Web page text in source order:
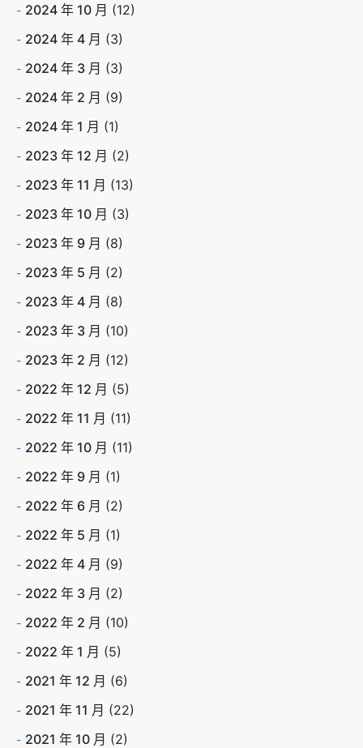
2024 年 10 月 (12)
2024 年 4 月 (3)
2024 年 3 月 (3)
2024 年 2 月 (9)
2024 年 1 月 (1)
2023 年 12 月 (2)
2023 年 11 月 (13)
2023 年 10 月 (3)
2023 年 9 月 (8)
2023 年 5 月 (2)
2023 年 4 月 (8)
2023 年 3 月 (10)
2023 年 2 月 (12)
2022 年 12 月 (5)
2022 年 11 月 (11)
2022 年 10 月 (11)
2022 年 9 月 (1)
2022 年 6 月 (2)
2022 年 5 月 (1)
2022 年 4 月 (9)
2022 年 3 月 (2)
2022 年 2 月 (10)
2022 年 1 月 (5)
2021 年 12 月 (6)
2021 年 11 月 (22)
2021 年 10 月 (2)